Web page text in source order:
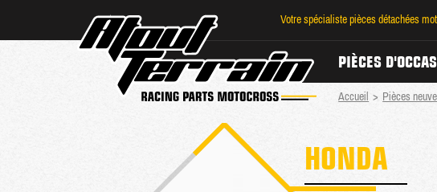
Votre spécialiste pièces détachées
PIÈCES
Accueil > Pièces
HONDA